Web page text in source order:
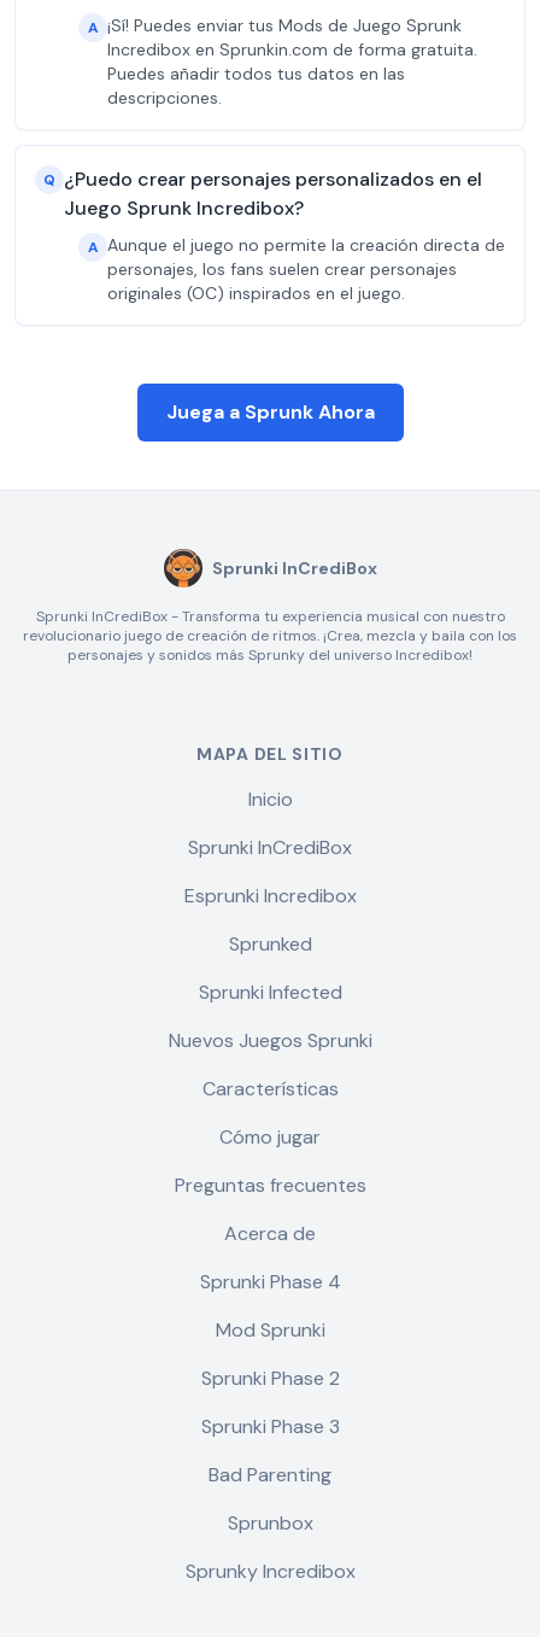
A ¡Sí! Puedes enviar tus Mods de Juego Sprunk
Incredibox en Sprunkin.com de forma gratuita.
Puedes añadir todos tus datos en las
descripciones.
Q ¿Puedo crear personajes personalizados en el
Juego Sprunk Incredibox?
A Aunque el juego no permite la creación directa de
personajes, los fans suelen crear personajes
originales (OC) inspirados en el juego.
Juega a Sprunk Ahora
Sprunki InCrediBox
Sprunki InCrediBox - Transforma tu experiencia musical con nuestro
revolucionario juego de creación de ritmos. ¡Crea, mezcla y baila con los
personajes y sonidos más Sprunky del universo Incredibox!
MAPA DEL SITIO
Inicio
Sprunki InCrediBox
Esprunki Incredibox
Sprunked
Sprunki Infected
Nuevos Juegos Sprunki
Características
Cómo jugar
Preguntas frecuentes
Acerca de
Sprunki Phase 4
Mod Sprunki
Sprunki Phase 2
Sprunki Phase 3
Bad Parenting
Sprunbox
Sprunky Incredibox